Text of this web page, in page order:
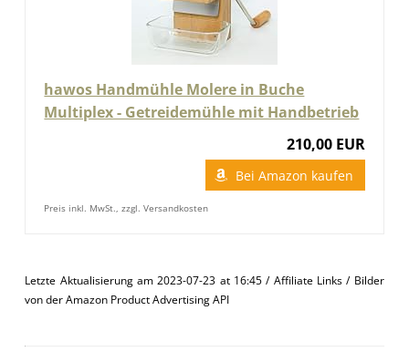
hawos Handmühle Molere in Buche
Multiplex - Getreidemühle mit Handbetrieb
210,00 EUR
Bei Amazon kaufen
Preis inkl. MwSt., zzgl. Versandkosten
Letzte Aktualisierung am 2023-07-23 at 16:45 / Affiliate Links / Bilder
von der Amazon Product Advertising API